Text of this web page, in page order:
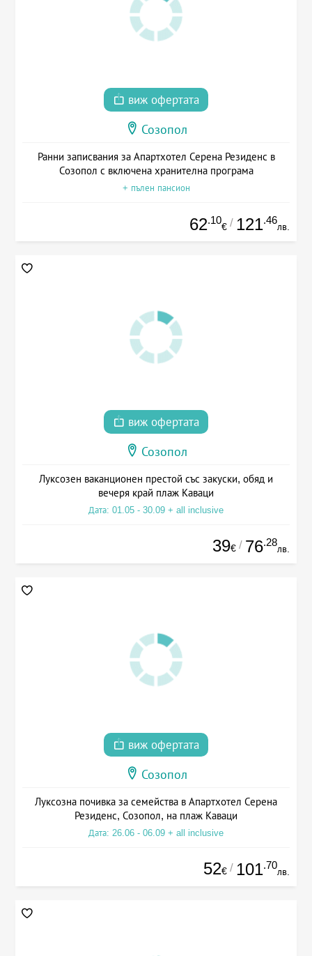
виж офертата
Созопол
Ранни записвания за Апартхотел Серена Резиденс в
Созопол с включена хранителна програма
+ пълен пансион
62.10
€ / 121.46
лв.
виж офертата
Созопол
Луксозен ваканционен престой със закуски, обяд и
вечеря край плаж Каваци
Дата: 01.05 - 30.09 + all inclusive
39€ / 76.28
лв.
виж офертата
Созопол
Луксозна почивка за семейства в Апартхотел Серена
Резиденс, Созопол, на плаж Каваци
Дата: 26.06 - 06.09 + all inclusive
52€ / 101.70
лв.